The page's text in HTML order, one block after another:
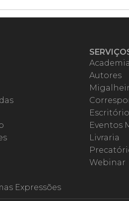
Expressões
Academia
Autores
Eventos
Livraria
Webinar